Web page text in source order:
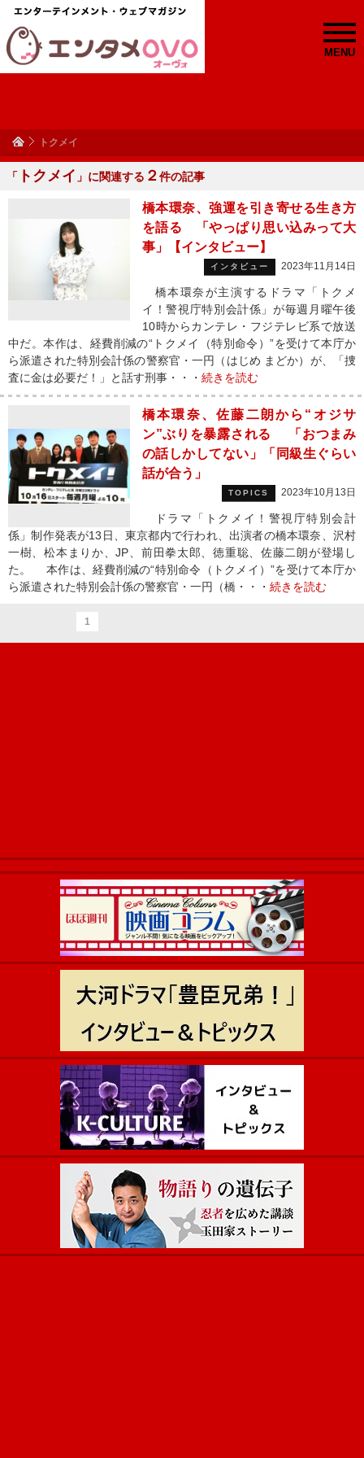
MENU
トクメイ
「 トクメイ 」に関連する ２件の記事
橋本環奈、強運を引き寄せる生き方
を語る 「やっぱり思い込みって大
事」【インタビュー】
インタビュー 2023年11月14日
橋本環奈が主演するドラマ「トクメ
イ！警視庁特別会計係」が毎週月曜午後
10時からカンテレ・フジテレビ系で放送
中だ。本作は、経費削減の“トクメイ（特別命令）”を受けて本庁か
ら派遣された特別会計係の警察官・一円（はじめ まどか）が、「捜
査に金は必要だ！」と話す刑事・・・ 続きを読む
橋本環奈、佐藤二朗から“オジサ
ン”ぶりを暴露される 「おつまみ
の話しかしてない」「同級生ぐらい
話が合う」
TOPICS 2023年10月13日
ドラマ「トクメイ！警視庁特別会計
係」制作発表が13日、東京都内で行われ、出演者の橋本環奈、沢村
一樹、松本まりか、JP、前田拳太郎、徳重聡、佐藤二朗が登場し
た。 本作は、経費削減の“特別命令（トクメイ）”を受けて本庁か
ら派遣された特別会計係の警察官・一円（橋・・・ 続きを読む
1